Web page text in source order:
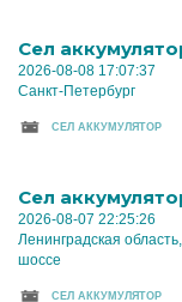
Cел
2026-08-08 17:07:37
Санкт-Петербург
CЕЛ АККУМУЛЯТОР
Cел
2026-08-07 22:25:26
Ленинградская
шоссе
CЕЛ АККУМУЛЯТОР